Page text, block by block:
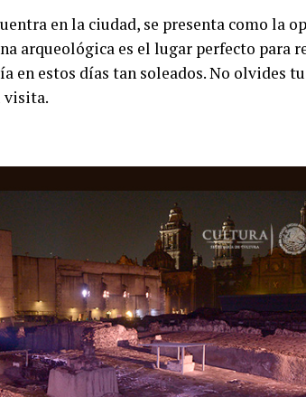
en la ciudad, se presenta como la
arqueológica es el lugar perfecto para
en estos días tan soleados. No olvides
visita.